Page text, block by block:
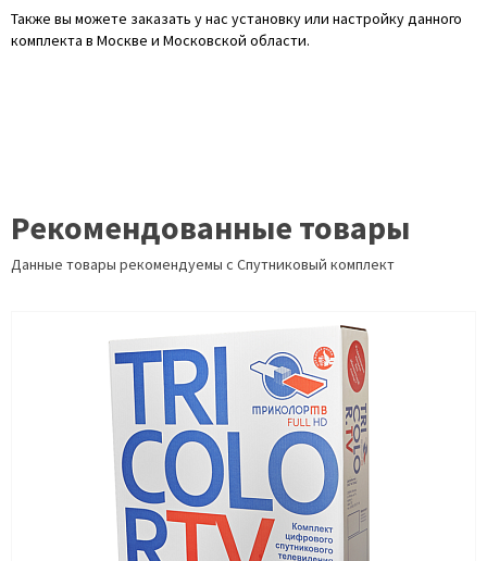
Также вы можете заказать у нас установку или настройку данного
комплекта в Москве и Московской области.
Рекомендованные товары
Данные товары рекомендуемы с Спутниковый комплект